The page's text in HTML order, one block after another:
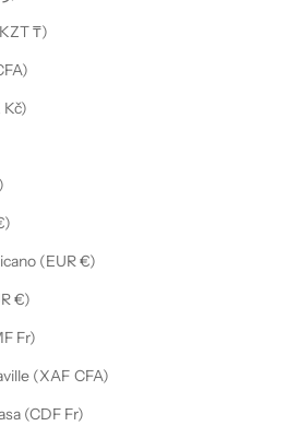
Cazaquistão (KZT ₸)
(XAF CFA)
Chéquia (CZK Kč)
¥)
€)
Cidade do Vaticano (EUR €)
Colômbia (EUR €)
Comores (KMF Fr)
Congo-Brazzaville (XAF CFA)
Congo-Kinshasa (CDF Fr)